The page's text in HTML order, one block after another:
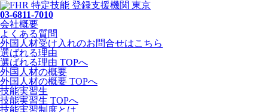
03-6811-7010
会社概要
よくある質問
外国人材受け入れのお問合せはこちら
選ばれる理由
選ばれる理由 TOPへ
外国人材の概要
外国人材の概要 TOPへ
技能実習生
技能実習生 TOPへ